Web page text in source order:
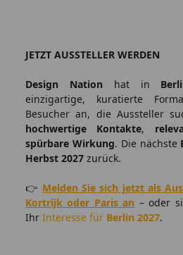
JETZT AUSSTELLER WERDEN
Design Nation hat in
einzigartige, kuratierte
Besucher an, die Aussteller
hochwertige Kontakte,
spürbare Wirkung. Die nächste
Herbst 2027 zurück.
👉 Melden Sie sich jetzt als
Kortrijk oder Paris an – oder
Ihr Interesse für Berlin 2027.